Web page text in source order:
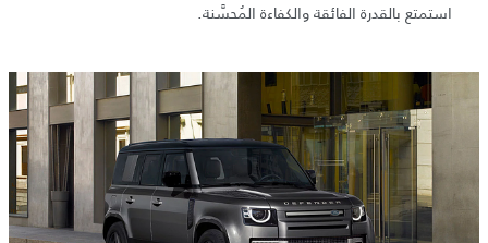
استمتع بالقدرة الفائقة والكفاءة المُحسَّنة.